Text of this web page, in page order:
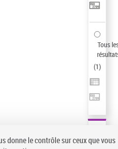
Tous
(1)
donne le contrôle sur ceux que vous